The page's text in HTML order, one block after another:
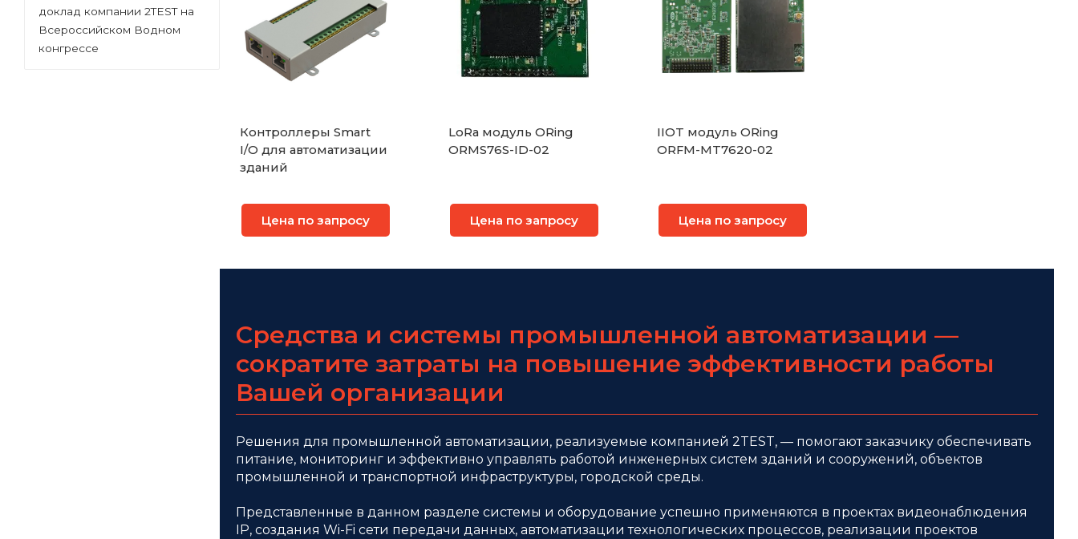
Контроллеры Smart
I/O для автоматизации
зданий
Цена по запросу
LoRa модуль ORing
ORMS76S-ID-02
Цена по запросу
IIOT модуль ORing
ORFM-MT7620-02
Цена по запросу
Средства и системы промышленной автоматизации —
сократите затраты на повышение эффективности работы
Вашей организации
Решения для промышленной автоматизации, реализуемые компанией 2TEST, — помогают заказчику обеспечивать
питание, мониторинг и эффективно управлять работой инженерных систем зданий и сооружений, объектов
промышленной и транспортной инфраструктуры, городской среды.
Представленные в данном разделе системы и оборудование успешно применяются в проектах видеонаблюдения
IP, создания Wi-Fi сети передачи данных, автоматизации технологических процессов, реализации проектов
доклад компании 2TEST на
Всероссийском Водном
конгрессе